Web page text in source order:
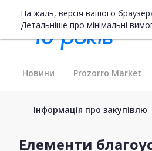
На жаль, версія вашого
Детальніше про мінімальні
Новини Prozorro Market
Інформація про закупівлю
Елементи